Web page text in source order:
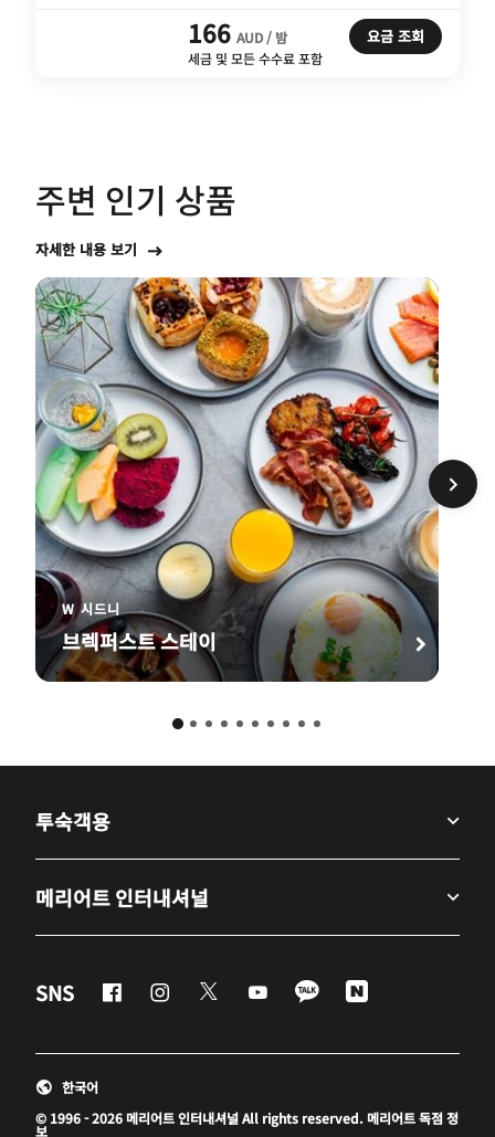
166 AUD / 밤
세금 및 모든 수수료 포함
요금 조회
주변 인기 상품
자세한 내용 보기
W 시드니
브렉퍼스트 스테이
투숙객용
메리어트 인터내셔널
SNS Facebook
새 창 열기
Instagram
새 창 열기
Twitter
새 창 열기
Youtube
새 창 열기
LineApp
새 창 열기
Naver
새 창 열기
© 1996 - 2026 메리어트 인터내셔널 All rights reserved. 메리어트 독점 정
보
한국어